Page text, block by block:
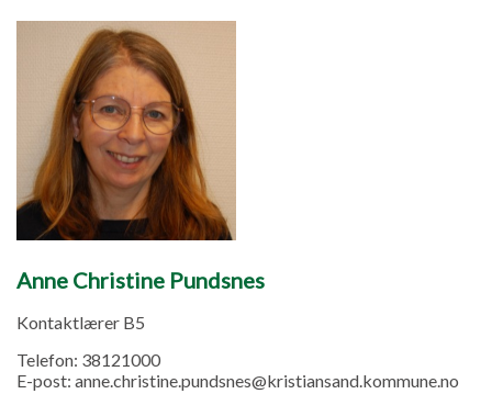
Anne Christine Pundsnes
Kontaktlærer B5
Telefon: 38121000
E-post: anne.christine.pundsnes@kristiansand.kommune.no